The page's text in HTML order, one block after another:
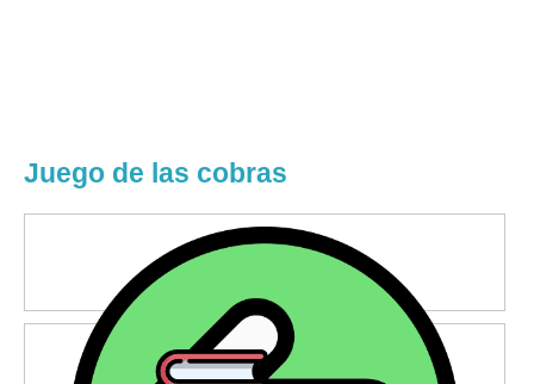
Juego de las cobras